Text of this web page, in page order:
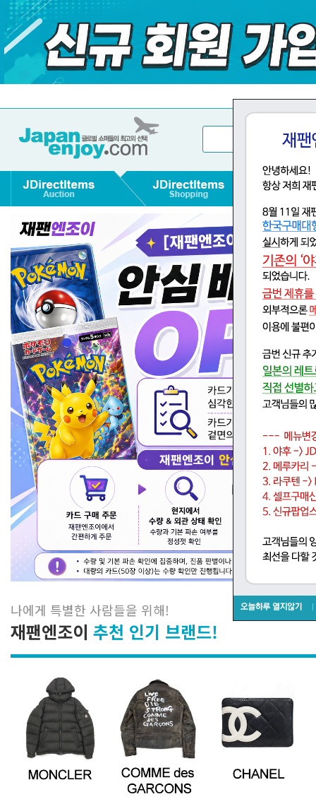
나에게 특별한 사람들을 위해!
재팬엔조이 추천 인기 브랜드!